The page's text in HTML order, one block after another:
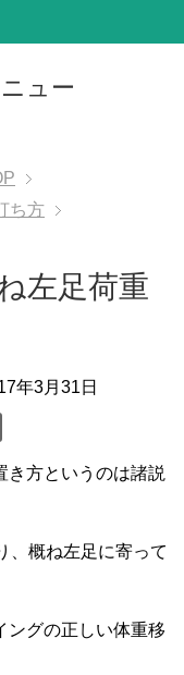
ち方
左足荷重
年3月31日
き方というのは諸説
、概ね左足に寄って
ングの正しい体重移